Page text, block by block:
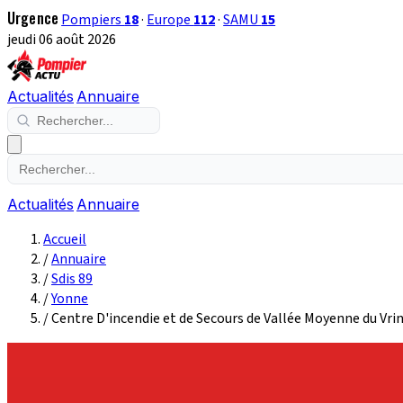
Urgence Pompiers 18· Europe 112·SAMU 15
jeudi 06 août 2026
Actualités Annuaire
Actualités Annuaire
Accueil
/Annuaire
/Sdis 89
/Yonne
/Centre D'incendie et de Secours de Vallée Moyenne du Vrin